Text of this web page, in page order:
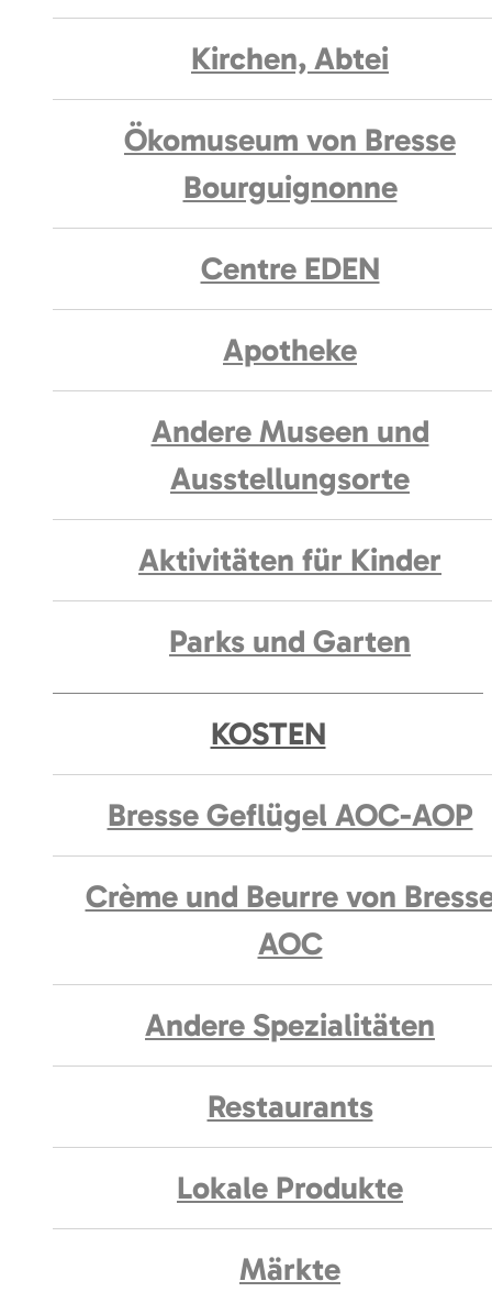
Kirchen, Abtei
Ökomuseum von Bresse
Bourguignonne
Centre EDEN
Apotheke
Andere Museen und
Ausstellungsorte
Aktivitäten für Kinder
Parks und Garten
KOSTEN
Bresse Geflügel AOC-AOP
Crème und Beurre von
AOC
Andere Spezialitäten
Restaurants
Lokale Produkte
Märkte